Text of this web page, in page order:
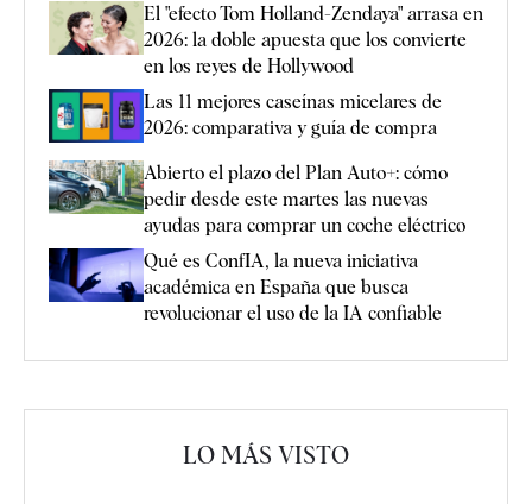
El "efecto Tom Holland-Zendaya" arrasa en
2026: la doble apuesta que los convierte
en los reyes de Hollywood
Las 11 mejores caseínas micelares de
2026: comparativa y guía de compra
Abierto el plazo del Plan Auto+: cómo
pedir desde este martes las nuevas
ayudas para comprar un coche eléctrico
Qué es ConfIA, la nueva iniciativa
académica en España que busca
revolucionar el uso de la IA confiable
LO MÁS VISTO